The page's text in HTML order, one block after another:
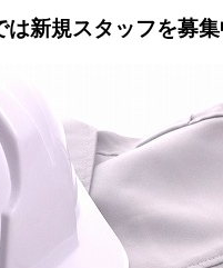
は新規スタッフを募